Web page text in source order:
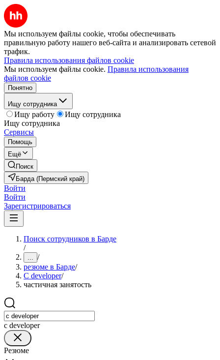
Мы используем файлы cookie, чтобы обеспечивать
правильную работу нашего веб-сайта и анализировать сетевой
трафик.
Правила использования файлов cookie
Мы используем файлы cookie. Правила использования
файлов cookie
Понятно
Ищу сотрудника
Ищу работу
Ищу сотрудника
Ищу сотрудника
Сервисы
Помощь
Ещё
Поиск
Барда (Пермский край)
Войти
Войти
Зарегистрироваться
Поиск сотрудников в Барде
/
... /
резюме в Барде/
C developer/
частичная занятость
c developer
Резюме